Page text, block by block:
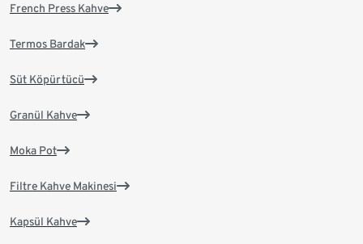
French Press Kahve
Termos Bardak
Süt Köpürtücü
Granül Kahve
Moka Pot
Filtre Kahve Makinesi
Kapsül Kahve